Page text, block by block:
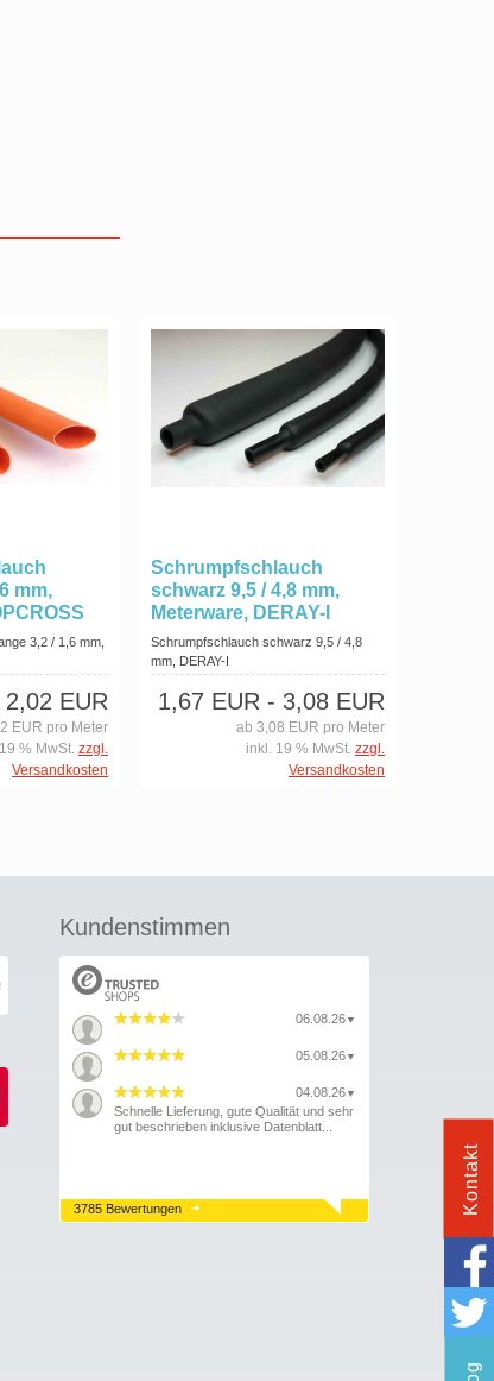
mm,
3,2 / 1,6 mm,
2,02 EUR
EUR pro Meter
% MwSt. zzgl.
Versandkosten
Schrumpfschlauch
schwarz 9,5 / 4,8 mm,
Meterware, DERAY-I
Schrumpfschlauch schwarz 9,5 / 4,8
mm, DERAY-I
1,67 EUR - 3,08 EUR
ab 3,08 EUR pro Meter
inkl. 19 % MwSt. zzgl.
Versandkosten
Kundenstimmen
06.08.26 ▼
05.08.26 ▼
04.08.26 ▼
Schnelle Lieferung, gute Qualität und sehr
gut beschrieben inklusive Datenblatt...
3785 Bewertungen Kontakt